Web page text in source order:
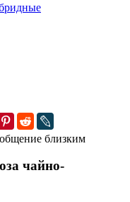
близким
чайно-